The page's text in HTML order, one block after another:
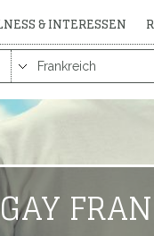
& INTERESSEN